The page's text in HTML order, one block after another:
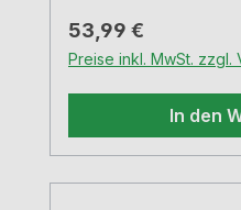
Regulärer Preis:
53,99 €
Preise inkl. MwSt. zzgl.
In den